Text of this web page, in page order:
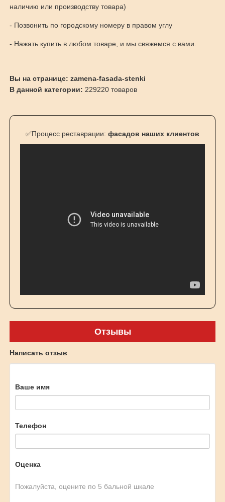
наличию или производству товара)
- Позвонить по городскому номеру в правом углу
- Нажать купить в любом товаре, и мы свяжемся с вами.
Вы на странице: zamena-fasada-stenki
В данной категории: 229220 товаров
✅Процесс реставрации: фасадов наших клиентов
Отзывы
Написать отзыв
Ваше имя
Телефон
Оценка
Пожалуйста, оцените по 5 бальной шкале